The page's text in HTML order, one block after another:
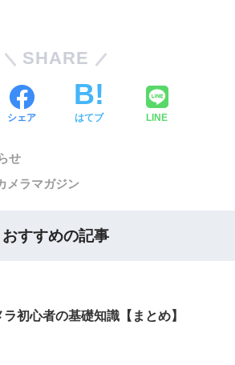
SHARE
シェア はてブ LINE
せ
メラマガジン
おすすめの記事
ラ初心者の基礎知識【まとめ】